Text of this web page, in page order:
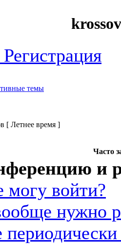
Регистрация
темы
[ Летнее время ]
Часто
и
могу войти?
нужно